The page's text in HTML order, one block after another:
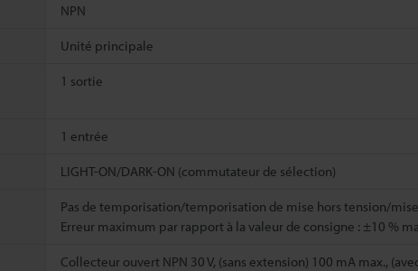
NPN
Unité principale
1 sortie
1 entrée
LIGHT-ON/DARK-ON (commutateur de sélection)
Pas de temporisation/temporisation de mise hors tension/
Erreur maximum par rapport à la valeur de consigne : ±10 %
Collecteur ouvert NPN 30 V, (sans extension) 100 mA max.,